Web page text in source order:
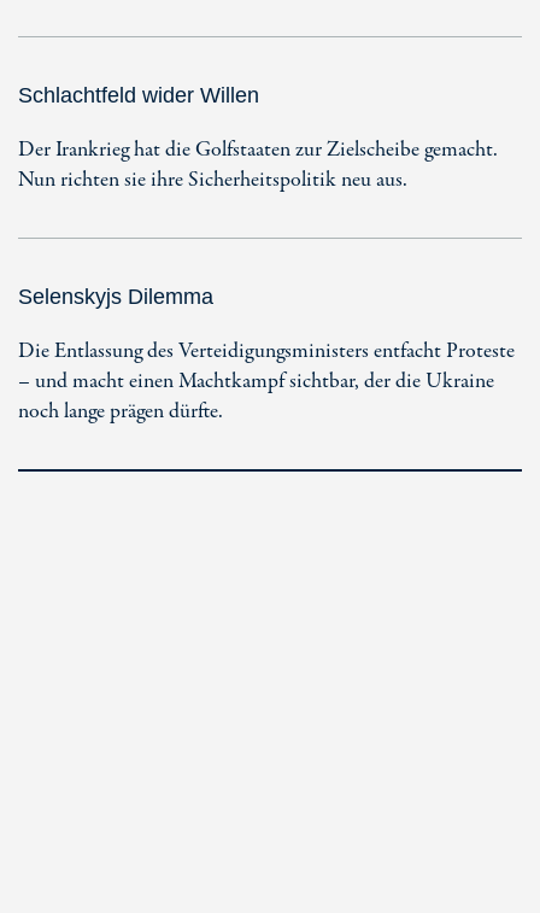
Schlachtfeld wider Willen
Der Irankrieg hat die Golfstaaten zur Zielscheibe gemacht.
Nun richten sie ihre Sicherheitspolitik neu aus.
Selenskyjs Dilemma
Die Entlassung des Verteidigungsministers entfacht Proteste
– und macht einen Machtkampf sichtbar, der die Ukraine
noch lange prägen dürfte.